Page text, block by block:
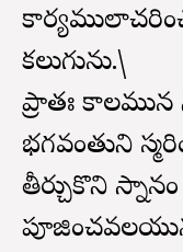
కలుగును.\
ప్రాతః కాలమున
భగవంతుని
తీర్చుకొని